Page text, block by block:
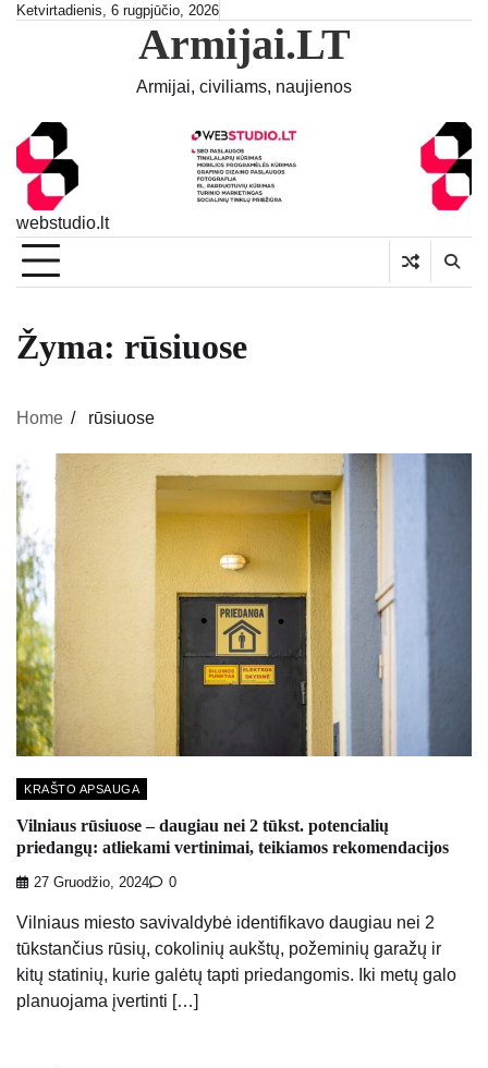
SkipKetvirtadienis, 6 rugpjūčio, 2026
Armijai.LT
Armijai, civiliams, naujienos
webstudio.lt
Žyma: rūsiuose
Home rūsiuose
KRAŠTO APSAUGA
Vilniaus rūsiuose – daugiau nei 2 tūkst. potencialių
priedangų: atliekami vertinimai, teikiamos rekomendacijos
27 Gruodžio, 2024 0
Vilniaus miesto savivaldybė identifikavo daugiau nei 2
tūkstančius rūsių, cokolinių aukštų, požeminių garažų ir
kitų statinių, kurie galėtų tapti priedangomis. Iki metų galo
planuojama įvertinti […]